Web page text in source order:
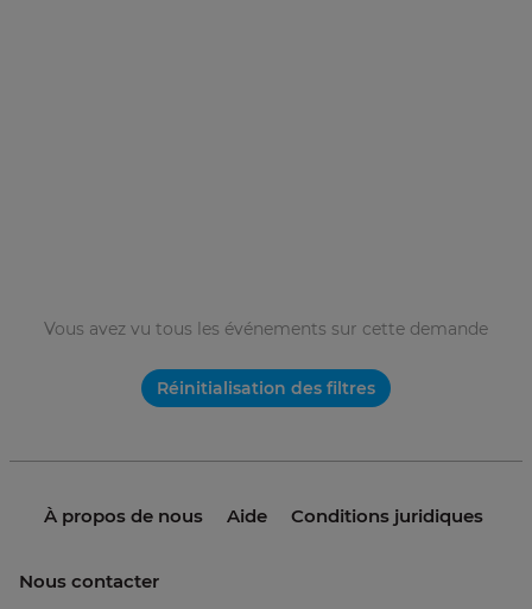
Vous avez vu tous les événements sur cette demande
Réinitialisation des filtres
À propos de nous Aide Conditions juridiques
Nous contacter